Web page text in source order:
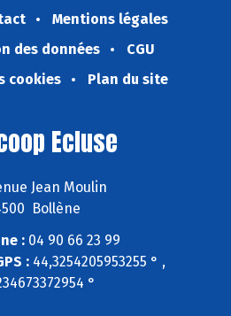
Mentions légales
des données
CGU
cookies
Plan du site
Ecluse
Jean Moulin
Bollène
:04 90 66 23 99
: 44,3254205953255 ° ,
°